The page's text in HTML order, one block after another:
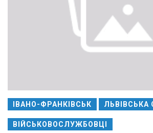
ІВАНО-ФРАНКІВСЬК ЛЬВІВСЬКА
ВІЙСЬКОВОСЛУЖБОВЦІ